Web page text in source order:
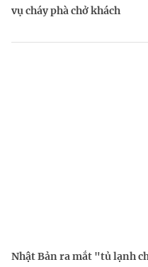
vụ cháy phà chở khách
Nhật Bản ra mắt "tủ lạnh